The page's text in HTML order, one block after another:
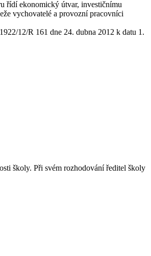
řídí ekonomický útvar, investičnímu
vychovatelé a provozní pracovníci
12/R 161 dne 24. dubna 2012 k datu 1.
školy. Při svém rozhodování ředitel školy